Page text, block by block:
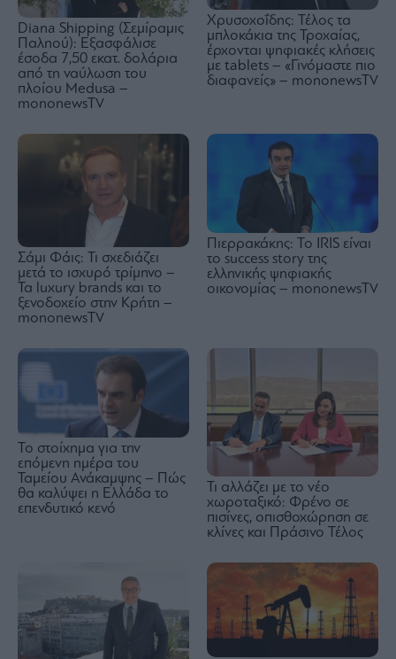
Diana Shipping (Σεμίραμις
Παληού): Εξασφάλισε
έσοδα 7,50 εκατ. δολάρια
από τη ναύλωση του
πλοίου Medusa –
mononewsTV
Χρυσοχοΐδης: Τέλος τα
μπλοκάκια της Τροχαίας,
έρχονται ψηφιακές κλήσεις
με tablets – «Γινόμαστε πιο
διαφανείς» – mononewsTV
Σάμι Φάις: Τι σχεδιάζει
μετά το ισχυρό τρίμηνο –
Τα luxury brands και το
ξενοδοχείο στην Κρήτη –
mononewsTV
Πιερρακάκης: Το IRIS είναι
το success story της
ελληνικής ψηφιακής
οικονομίας – mononewsTV
Το στοίχημα για την
επόμενη ημέρα του
Ταμείου Ανάκαμψης – Πώς
θα καλύψει η Ελλάδα το
επενδυτικό κενό
Τι αλλάζει με το νέο
χωροταξικό: Φρένο σε
πισίνες, οπισθοχώρηση σε
κλίνες και Πράσινο Τέλος